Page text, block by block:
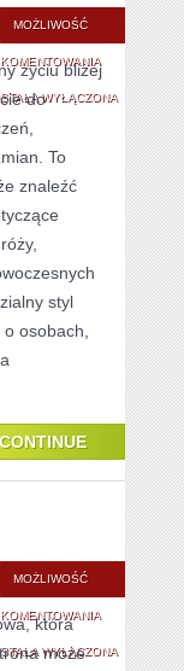
MOŻLIWOŚĆ
KOMENTOWANIAEKO
KUCHNIA
WYŁĄCZONA
życiu bliżej
do
To
znaleźć
styl
osobach,
CONTINUE
MOŻLIWOŚĆ
KOMENTOWANIAKOSMETYKI
ZERO
WYŁĄCZONA
która
może